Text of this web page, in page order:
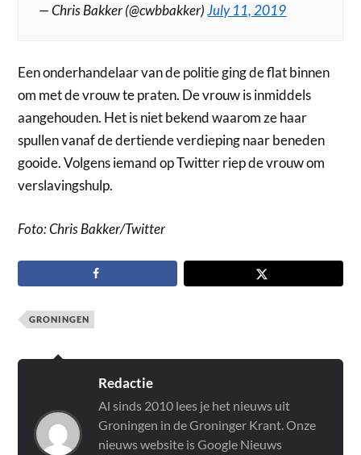
— Chris Bakker (@cwbbakker)July 11, 2019
Een onderhandelaar van de politie ging de flat binnen
om met de vrouw te praten. De vrouw is inmiddels
aangehouden. Het is niet bekend waarom ze haar
spullen vanaf de dertiende verdieping naar beneden
gooide. Volgens iemand op Twitter riep de vrouw om
verslavingshulp.
Foto: Chris Bakker/Twitter
GRONINGEN
Redactie
Al sinds 2010 lees je het nieuws uit
Groningen in de Groninger Krant. Onze
nieuws website is Google Nieuws